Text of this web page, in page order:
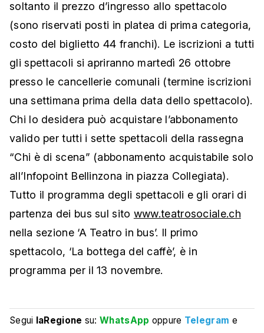
soltanto il prezzo d’ingresso allo spettacolo
(sono riservati posti in platea di prima categoria,
costo del biglietto 44 franchi). Le iscrizioni a tutti
gli spettacoli si apriranno martedì 26 ottobre
presso le cancellerie comunali (termine iscrizioni
una settimana prima della data dello spettacolo).
Chi lo desidera può acquistare l’abbonamento
valido per tutti i sette spettacoli della rassegna
“Chi è di scena” (abbonamento acquistabile solo
all’Infopoint Bellinzona in piazza Collegiata).
Tutto il programma degli spettacoli e gli orari di
partenza dei bus sul sito www.teatrosociale.ch
nella sezione ‘A Teatro in bus’. Il primo
spettacolo, ‘La bottega del caffè’, è in
programma per il 13 novembre.
Segui laRegione su:WhatsApp oppure Telegram e